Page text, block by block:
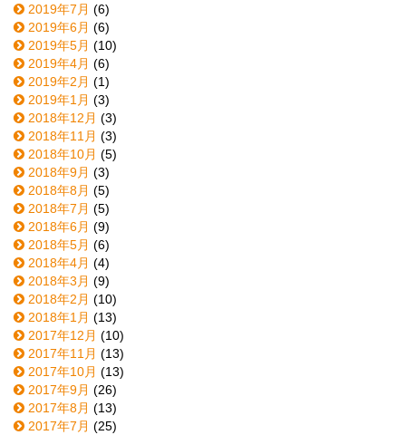
2019年7月 (6)
2019年6月 (6)
2019年5月 (10)
2019年4月 (6)
2019年2月 (1)
2019年1月 (3)
2018年12月 (3)
2018年11月 (3)
2018年10月 (5)
2018年9月 (3)
2018年8月 (5)
2018年7月 (5)
2018年6月 (9)
2018年5月 (6)
2018年4月 (4)
2018年3月 (9)
2018年2月 (10)
2018年1月 (13)
2017年12月 (10)
2017年11月 (13)
2017年10月 (13)
2017年9月 (26)
2017年8月 (13)
2017年7月 (25)